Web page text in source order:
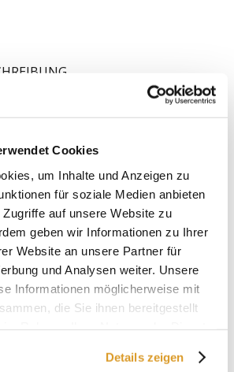
Cookies
um Inhalte und Anzeigen zu
für soziale Medien anbieten
auf unsere Website zu
geben wir Informationen zu Ihrer
Website an unsere Partner für
und Analysen weiter. Unsere
Informationen möglicherweise mit
die Sie ihnen bereitgestellt
Details zeigen